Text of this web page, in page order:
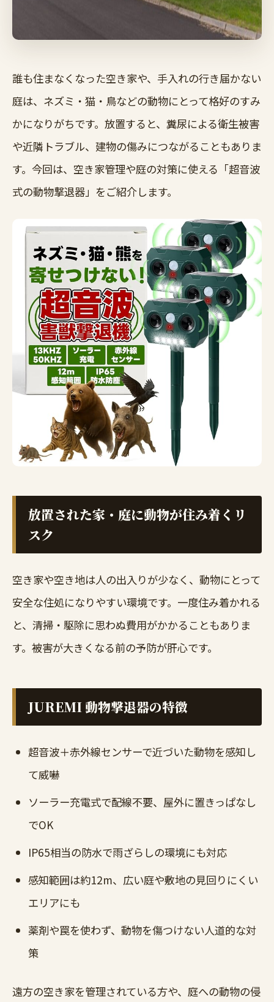
誰も住まなくなった空き家や、手入れの行き届かない
庭は、ネズミ・猫・鳥などの動物にとって格好のすみ
かになりがちです。放置すると、糞尿による衛生被害
や近隣トラブル、建物の傷みにつながることもありま
す。今回は、空き家管理や庭の対策に使える「超音波
式の動物撃退器」をご紹介します。
放置された家・庭に動物が住み着くリ
スク
空き家や空き地は人の出入りが少なく、動物にとって
安全な住処になりやすい環境です。一度住み着かれる
と、清掃・駆除に思わぬ費用がかかることもありま
す。被害が大きくなる前の予防が肝心です。
JUREMI 動物撃退器の特徴
超音波＋赤外線センサーで近づいた動物を感知し
て威嚇
ソーラー充電式で配線不要、屋外に置きっぱなし
でOK
IP65相当の防水で雨ざらしの環境にも対応
感知範囲は約12m、広い庭や敷地の見回りにくい
エリアにも
薬剤や罠を使わず、動物を傷つけない人道的な対
策
遠方の空き家を管理されている方や、庭への動物の侵